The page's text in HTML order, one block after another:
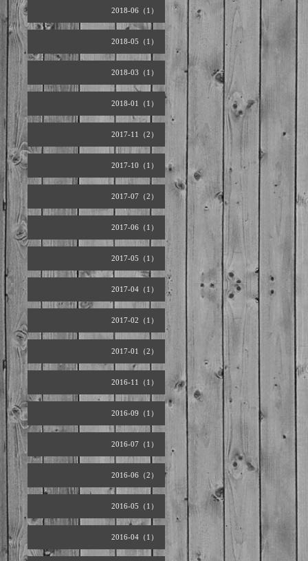
2018-06（1）
2018-05（1）
2018-03（1）
2018-01（1）
2017-11（2）
2017-10（1）
2017-07（2）
2017-06（1）
2017-05（1）
2017-04（1）
2017-02（1）
2017-01（2）
2016-11（1）
2016-09（1）
2016-07（1）
2016-06（2）
2016-05（1）
2016-04（1）